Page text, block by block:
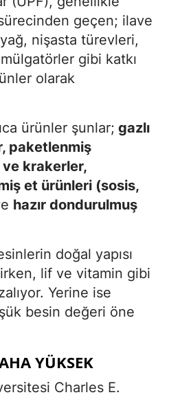
geçen; ilave
nişasta türevleri,
gibi katkı
olarak
ürünler şunlar; gazlı
paketlenmiş
ve krakerler,
et ürünleri (sosis,
hazır dondurulmuş
doğal yapısı
lif ve vitamin gibi
Yerine ise
besin değeri öne
YÜKSEK
Charles E.